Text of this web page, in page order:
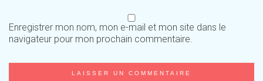
Enregistrer mon nom, mon e-mail et mon site dans le
navigateur pour mon prochain commentaire.